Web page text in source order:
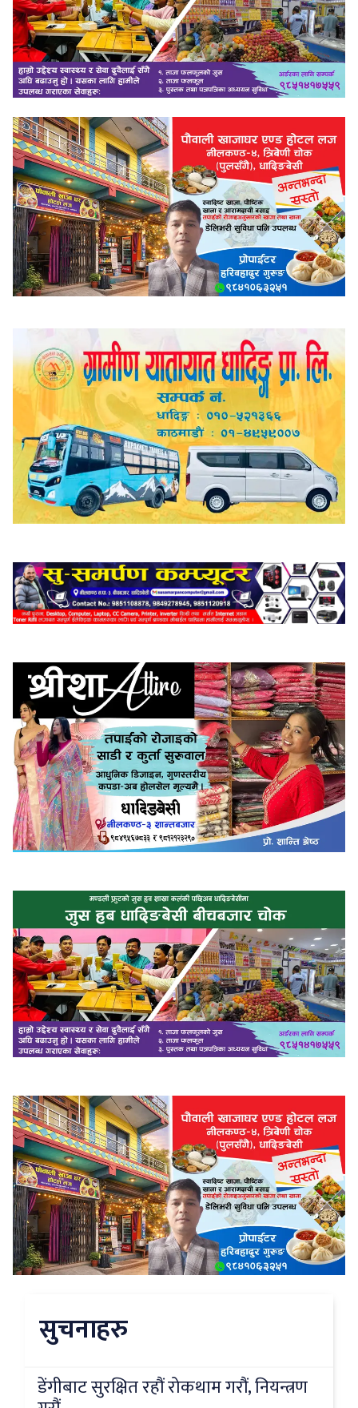
सुचनाहरु
डेंगीबाट सुरक्षित रहौं रोकथाम गरौं, नियन्त्रण